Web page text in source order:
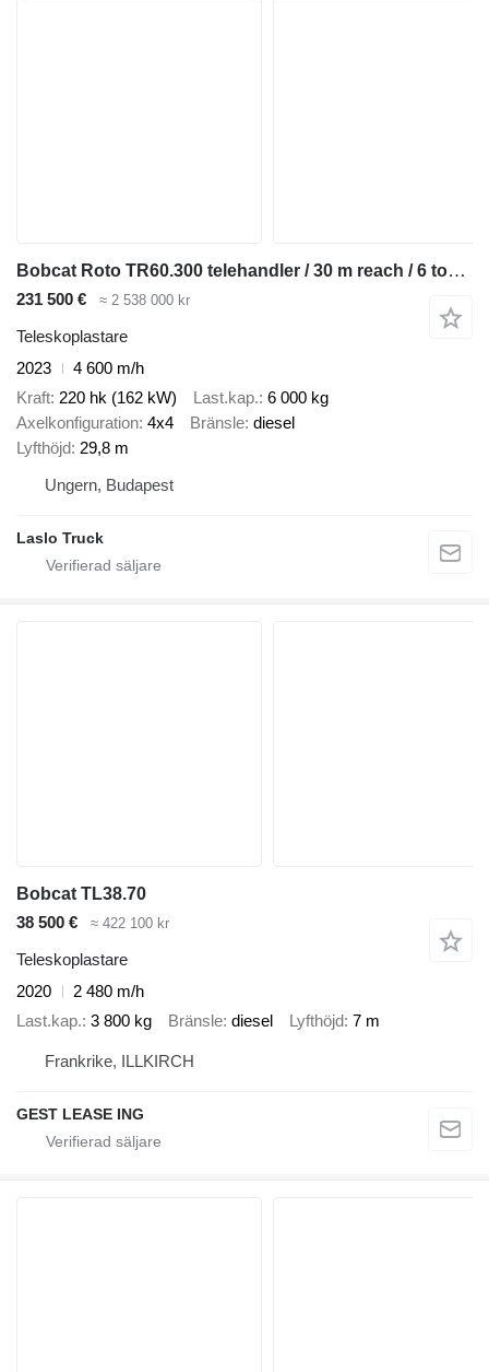
Bobcat Roto TR60.300 telehandler / 30 m reach / 6 tons lift cap / 2023
231 500 € ≈ 2 538 000 kr
Teleskoplastare
2023
4 600 m/h
Kraft 220 hk (162 kW) Last.kap. 6 000 kg
Axelkonfiguration 4x4 Bränsle diesel
Lyfthöjd 29,8 m
Ungern, Budapest
Laslo Truck
Bobcat TL38.70
38 500 €
≈ 422 100 kr
Teleskoplastare
2020
2 480 m/h
Last.kap. 3 800 kg Bränsle diesel Lyfthöjd 7 m
Frankrike, ILLKIRCH
GEST LEASE ING